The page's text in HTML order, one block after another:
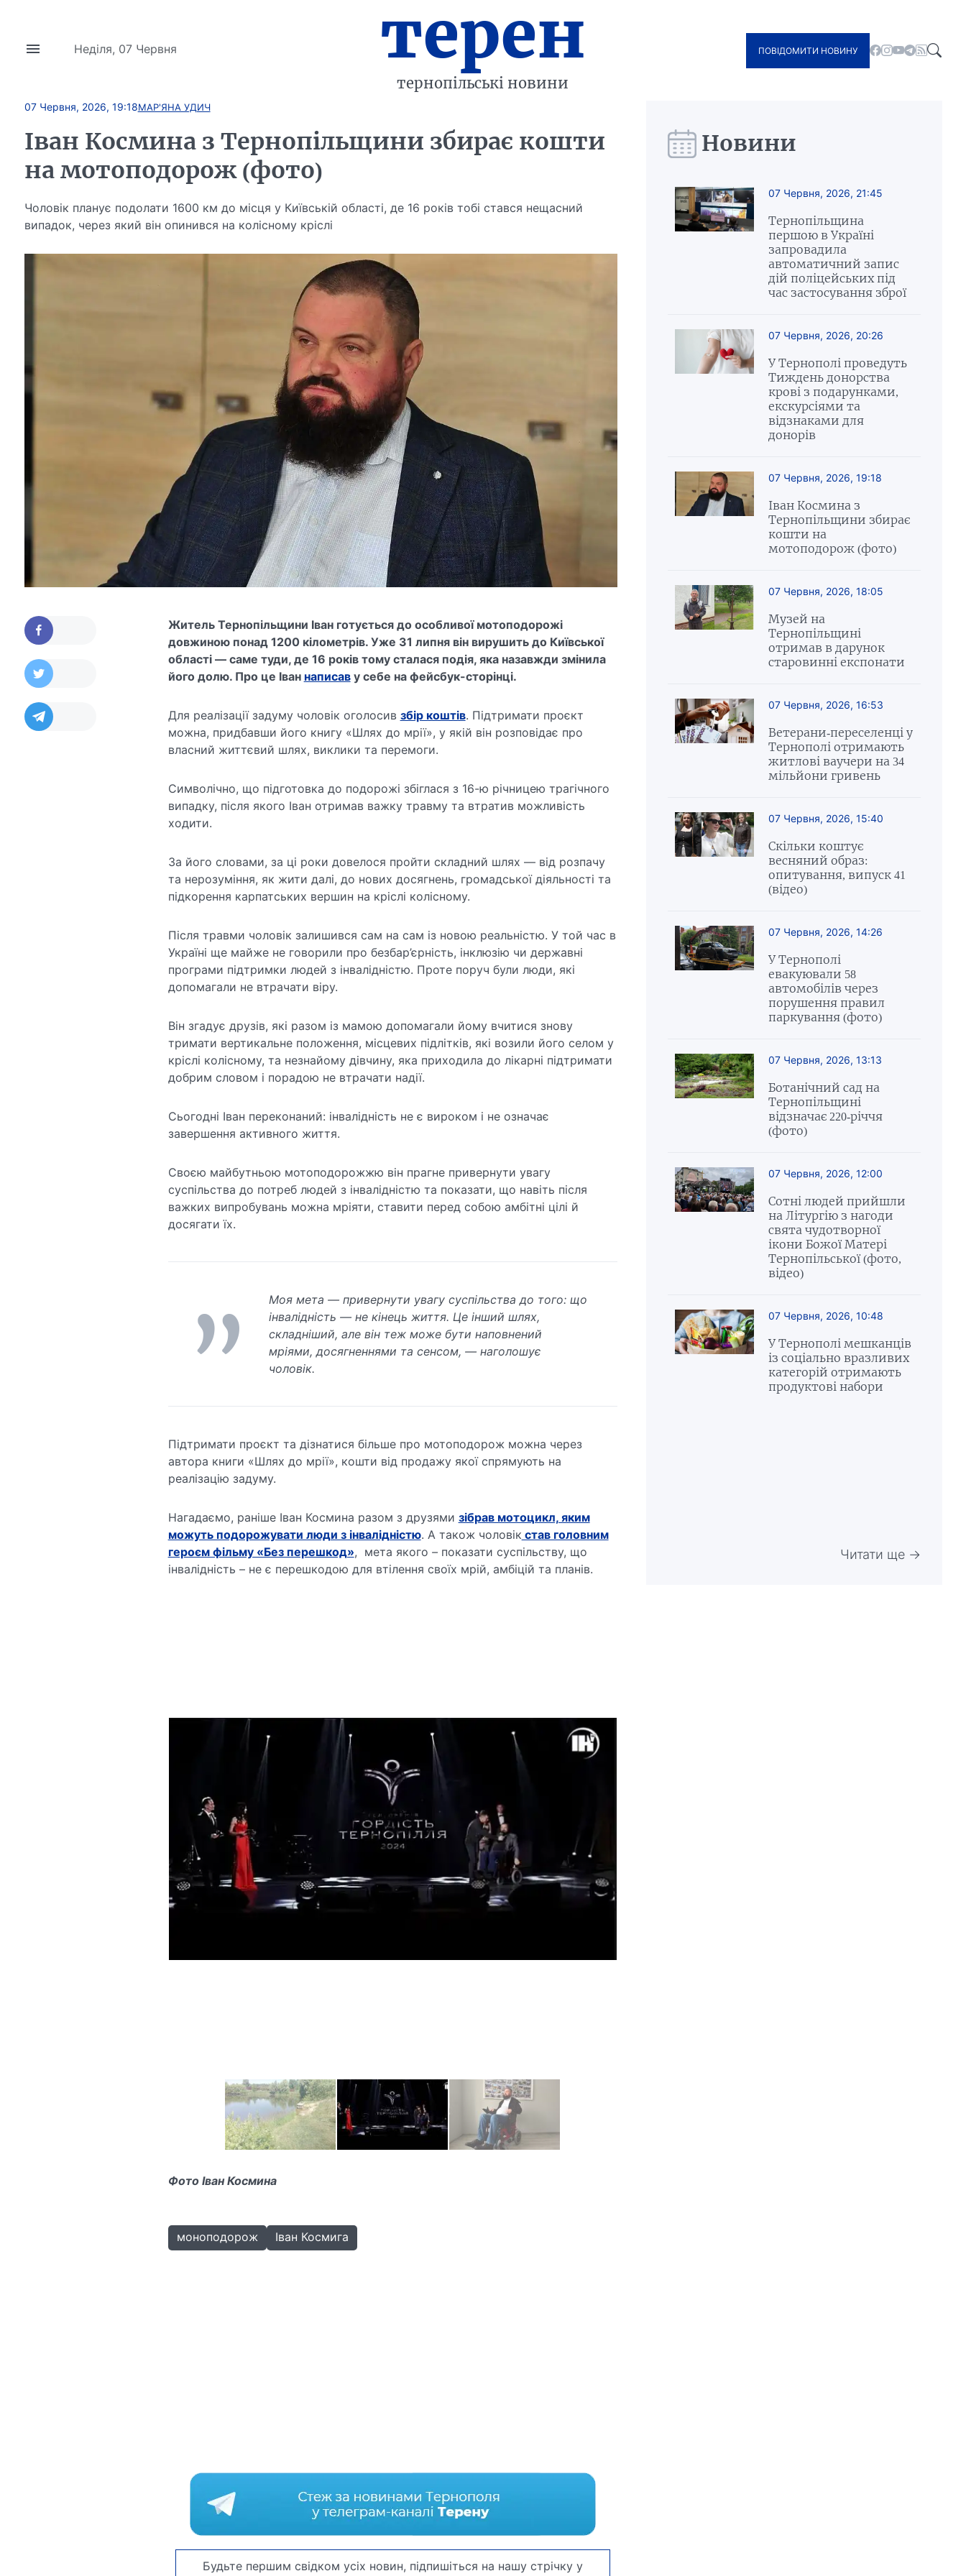
Неділя, 07 Червня терен
тернопільські новини
ПОВІДОМИТИ НОВИНУ
07 Червня, 2026, 19:18МАР'ЯНА УДИЧ
Іван Космина з Тернопільщини збирає кошти
на мотоподорож (фото)
Чоловік планує подолати 1600 км до місця у Київській області, де 16 років тобі стався нещасний
випадок, через який він опинився на колісному кріслі
Житель Тернопільщини Іван готується до особливої мотоподорожі
довжиною понад 1200 кілометрів. Уже 31 липня він вирушить до Київської
області — саме туди, де 16 років тому сталася подія, яка назавжди змінила
його долю. Про це Іван написаву себе на фейсбук-сторінці.
Для реалізації задуму чоловік оголосив збір коштів. Підтримати проєкт
можна, придбавши його книгу «Шлях до мрії», у якій він розповідає про
власний життєвий шлях, виклики та перемоги.
Символічно, що підготовка до подорожі збіглася з 16-ю річницею трагічного
випадку, після якого Іван отримав важку травму та втратив можливість
ходити.
За його словами, за ці роки довелося пройти складний шлях — від розпачу
та нерозуміння, як жити далі, до нових досягнень, громадської діяльності та
підкорення карпатських вершин на кріслі колісному.
Після травми чоловік залишився сам на сам із новою реальністю. У той час в
Україні ще майже не говорили про безбар’єрність, інклюзію чи державні
програми підтримки людей з інвалідністю. Проте поруч були люди, які
допомагали не втрачати віру.
Він згадує друзів, які разом із мамою допомагали йому вчитися знову
тримати вертикальне положення, місцевих підлітків, які возили його селом у
кріслі колісному, та незнайому дівчину, яка приходила до лікарні підтримати
добрим словом і порадою не втрачати надії.
Сьогодні Іван переконаний: інвалідність не є вироком і не означає
завершення активного життя.
Своєю майбутньою мотоподорожжю він прагне привернути увагу
суспільства до потреб людей з інвалідністю та показати, що навіть після
важких випробувань можна мріяти, ставити перед собою амбітні цілі й
досягати їх.
Моя мета — привернути увагу суспільства до того: що
інвалідність — не кінець життя. Це інший шлях,
складніший, але він теж може бути наповнений
мріями, досягненнями та сенсом, — наголошує
чоловік.
Підтримати проєкт та дізнатися більше про мотоподорож можна через
автора книги «Шлях до мрії», кошти від продажу якої спрямують на
реалізацію задуму.
Нагадаємо, раніше Іван Космина разом з друзями зібрав мотоцикл, яким
можуть подорожувати люди з інвалідністю. А також чоловік став головним
героєм фільму «Без перешкод», мета якого – показати суспільству, що
інвалідність – не є перешкодою для втілення своїх мрій, амбіцій та планів.
Фото Іван Космина
моноподорож Іван Космига
Будьте першим свідком усіх новин, підпишіться на нашу стрічку у
Новини
07 Червня, 2026, 21:45
Тернопільщина
першою в Україні
запровадила
автоматичний запис
дій поліцейських під
час застосування зброї
07 Червня, 2026, 20:26
У Тернополі проведуть
Тиждень донорства
крові з подарунками,
екскурсіями та
відзнаками для
донорів
07 Червня, 2026, 19:18
Іван Космина з
Тернопільщини збирає
кошти на
мотоподорож (фото)
07 Червня, 2026, 18:05
Музей на
Тернопільщині
отримав в дарунок
старовинні експонати
07 Червня, 2026, 16:53
Ветерани-переселенці у
Тернополі отримають
житлові ваучери на 34
мільйони гривень
07 Червня, 2026, 15:40
Скільки коштує
весняний образ:
опитування, випуск 41
(відео)
07 Червня, 2026, 14:26
У Тернополі
евакуювали 58
автомобілів через
порушення правил
паркування (фото)
07 Червня, 2026, 13:13
Ботанічний сад на
Тернопільщині
відзначає 220-річчя
(фото)
07 Червня, 2026, 12:00
Сотні людей прийшли
на Літургію з нагоди
свята чудотворної
ікони Божої Матері
Тернопільської (фото,
відео)
07 Червня, 2026, 10:48
У Тернополі мешканців
із соціально вразливих
категорій отримають
продуктові набори
Читати ще →